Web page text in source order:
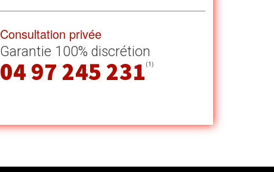
Consultation privée
Garantie 100% discrétion
04 97 245 231(1)